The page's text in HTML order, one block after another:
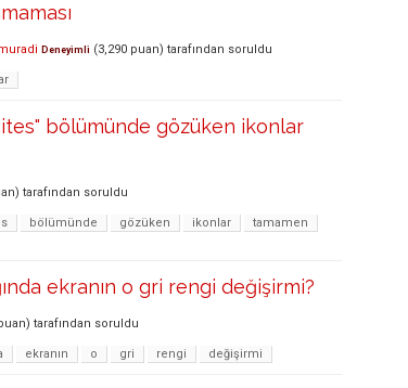
Deneyimli (3,290 puan) tarafından soruldu
bölümünde gözüken ikonlar
tarafından soruldu
bölümünde gözüken ikonlar
tamamen
ekranın o gri rengi değişirmi?
tarafından soruldu
ekranın o gri rengi değişirmi